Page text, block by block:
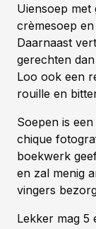
Uiensoep
crèmesoep
Daarnaast
gerechten
Loo ook een
rouille en
Soepen is
chique
boekwerk
en zal menig
vingers
Lekker mag 5